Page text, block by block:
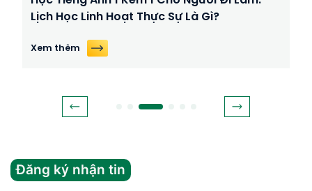
Lịch Học Linh Hoạt Thực Sự Là Gì?
Xem thêm
Đăng ký nhận tin